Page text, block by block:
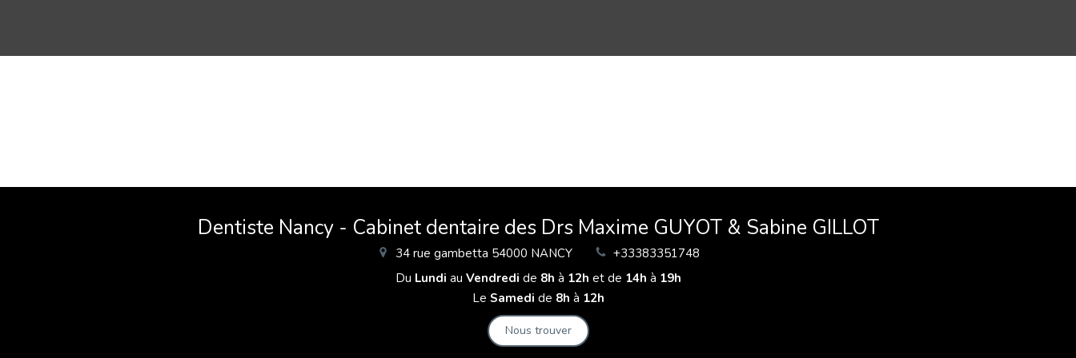
Dentiste Nancy - Cabinet dentaire des Drs Maxime GUYOT & Sabine GILLOT
34 rue gambetta 54000 NANCY
+33383351748
Du Lundi au Vendredi de 8h à 12h et de 14h à 19h
Le Samedi de 8h à 12h
Nous trouver